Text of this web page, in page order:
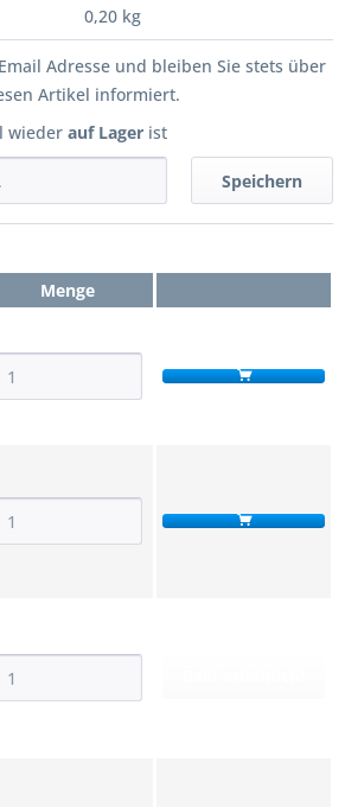
0,20 kg
Adresse und bleiben Sie stets über
Artikel informiert.
wieder auf Lager ist
Speichern
Menge